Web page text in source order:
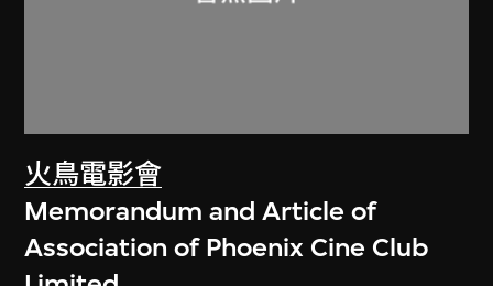
火鳥電影會
Memorandum and Article of
Association of Phoenix Cine Club